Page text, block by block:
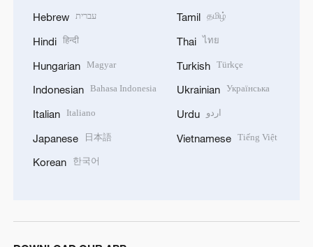
Hebrew עברית
Hindi हिन्दी
Hungarian Magyar
Indonesian Bahasa Indonesia
Italian Italiano
Japanese 日本語
Korean 한국어
Tamil தமிழ்
Thai ไทย
Turkish Türkçe
Ukrainian Українська
Urdu اردو
Vietnamese Tiếng Việt